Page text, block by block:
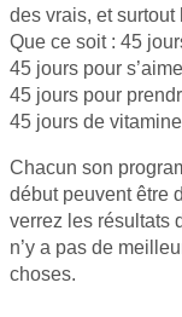
des vrais, et surtout
Que ce soit : 45
45 jours pour
45 jours pour
45 jours de
Chacun son
début peuvent être
verrez les résultats
n’y a pas de
choses.